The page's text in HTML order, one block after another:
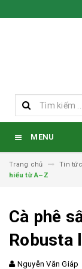
MENU
Trang chủ Tin tức
hiểu từ A–Z
Cà phê
Robusta
Nguyễn Văn Giáp